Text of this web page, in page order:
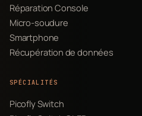
Réparation Console
Micro-soudure
Smartphone
Récupération de données
SPÉCIALITÉS
Picofly Switch